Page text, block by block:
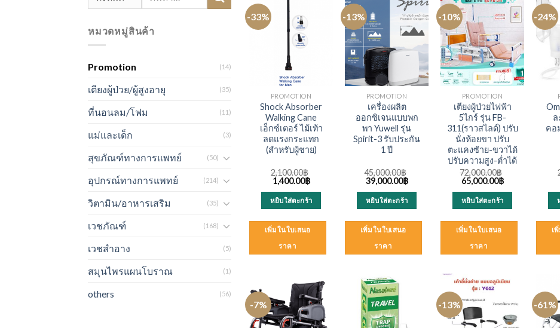
หมวดหมู่สินค้า
Promotion (14)
เตียงผู้ป่วย/ผู้สูงอายุ (35)
ที่นอนลม/โฟม (11)
แม่และเด็ก (3)
สุขภัณฑ์ทางการแพทย์ (50)
อุปกรณ์ทางการแพทย์ (214)
วิตามิน/อาหารเสริม (35)
เวชภัณฑ์ (168)
เวชสำอาง (5)
สมุนไพรแผนโบราณ (1)
others (56)
-33%
PROMOTION
Shock Absorber
Walking Cane
เอ็กซ์เตอร์ ไม้เท้า
ลดแรงกระแทก
(สำหรับผู้ชาย)
2,100.00฿
Original
price
was:
2,100.00฿.
1,400.00฿Current
is:
1,400.00฿.
หยิบใส่ตะกร้า
เพิ่มในใบเสนอ
ราคา
-13%
PROMOTION
เครื่องผลิต
ออกซิเจนแบบพก
พา Yuwell รุ่น
Spirit-3 รับประกัน
1 ปี
45,000.00฿
Original
price
was:
45,000.00฿.
39,000.00฿Current
is:
39,000.00฿.
หยิบใส่ตะกร้า
เพิ่มในใบเสนอ
ราคา
-10%
PROMOTION
เตียงผู้ป่วยไฟฟ้า
5ไกร์ รุ่น FB-
311(ราวสไลด์) ปรับ
นั่งห้อยขา ปรับ
ตะแคงซ้าย-ขวาได้
ปรับความสูง-ต่ำได้
72,000.00฿
Original
price
was:
72,000.00฿.
65,000.00฿Current
is:
65,000.00฿.
หยิบใส่ตะกร้า
เพิ่มในใบเสนอ
ราคา
-24%
ล
คอ
เ
-7% -13% -61%